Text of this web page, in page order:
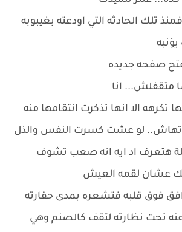
تلك الحادثه التي اودعته بغيبوبه
صفحه جديده
متقفلش... انا
تكرهه الا انها تذكرت انتقامها منه
لو عشت كسرت النفس والذل
هتعرف اد ايه انه صعب تشوف
عشان لقمه العيش
فوق قلبه فتشعره بمدى حقارته
تحت نظارته لتقف كالصنم وهي